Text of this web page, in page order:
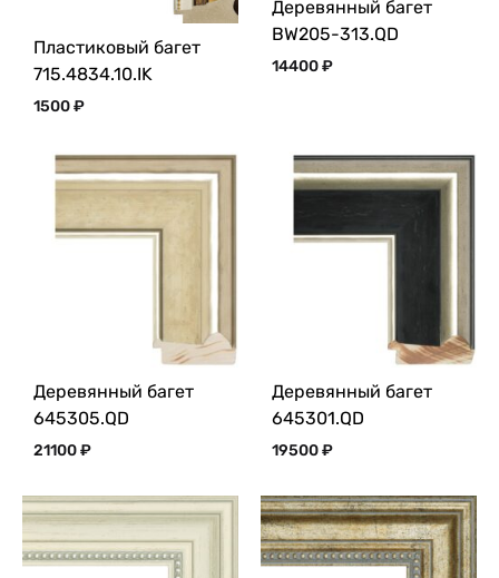
Пластиковый багет
715.4834.10.IK
1500₽
Деревянный багет
BW205-313.QD
14400₽
Деревянный багет
645305.QD
21100₽
Деревянный багет
645301.QD
19500₽